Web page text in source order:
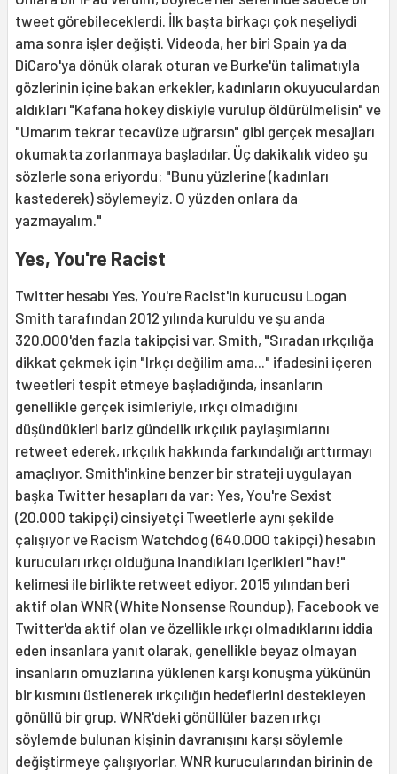
tweet görebileceklerdi. İlk başta birkaçı çok neşeliydi
ama sonra işler değişti. Videoda, her biri Spain ya da
DiCaro'ya dönük olarak oturan ve Burke'ün talimatıyla
gözlerinin içine bakan erkekler, kadınların okuyuculardan
aldıkları "Kafana hokey diskiyle vurulup öldürülmelisin" ve
"Umarım tekrar tecavüze uğrarsın" gibi gerçek mesajları
okumakta zorlanmaya başladılar. Üç dakikalık video şu
sözlerle sona eriyordu: "Bunu yüzlerine (kadınları
kastederek) söylemeyiz. O yüzden onlara da
yazmayalım."
Yes, You're Racist
Twitter hesabı Yes, You're Racist'in kurucusu Logan
Smith tarafından 2012 yılında kuruldu ve şu anda
320.000'den fazla takipçisi var. Smith, "Sıradan ırkçılığa
dikkat çekmek için "Irkçı değilim ama..." ifadesini içeren
tweetleri tespit etmeye başladığında, insanların
genellikle gerçek isimleriyle, ırkçı olmadığını
düşündükleri bariz gündelik ırkçılık paylaşımlarını
retweet ederek, ırkçılık hakkında farkındalığı arttırmayı
amaçlıyor. Smith'inkine benzer bir strateji uygulayan
başka Twitter hesapları da var: Yes, You're Sexist
(20.000 takipçi) cinsiyetçi Tweetlerle aynı şekilde
çalışıyor ve Racism Watchdog (640.000 takipçi) hesabın
kurucuları ırkçı olduğuna inandıkları içerikleri "hav!"
kelimesi ile birlikte retweet ediyor. 2015 yılından beri
aktif olan WNR (White Nonsense Roundup), Facebook ve
Twitter'da aktif olan ve özellikle ırkçı olmadıklarını iddia
eden insanlara yanıt olarak, genellikle beyaz olmayan
insanların omuzlarına yüklenen karşı konuşma yükünün
bir kısmını üstlenerek ırkçılığın hedeflerini destekleyen
gönüllü bir grup. WNR'deki gönüllüler bazen ırkçı
söylemde bulunan kişinin davranışını karşı söylemle
değiştirmeye çalışıyorlar. WNR kurucularından birinin de